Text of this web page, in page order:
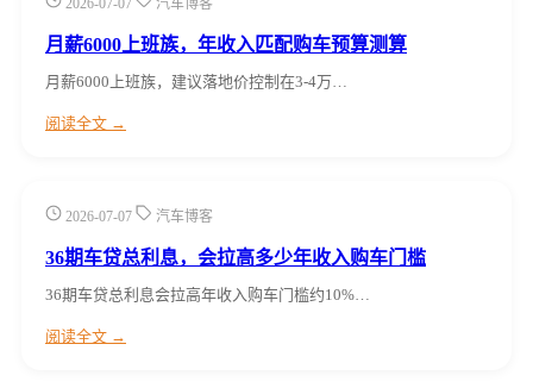
月薪6000上班族，年收入匹配购车预算测算
月薪6000上班族，建议落地价控制在3-4万…
阅读全文 →
2026-07-07 汽车博客
36期车贷总利息，会拉高多少年收入购车门槛
36期车贷总利息会拉高年收入购车门槛约10%…
阅读全文 →